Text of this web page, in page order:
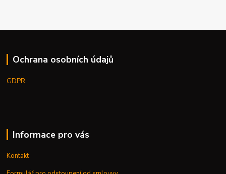
Ochrana osobních údajů
GDPR
Informace pro vás
Kontakt